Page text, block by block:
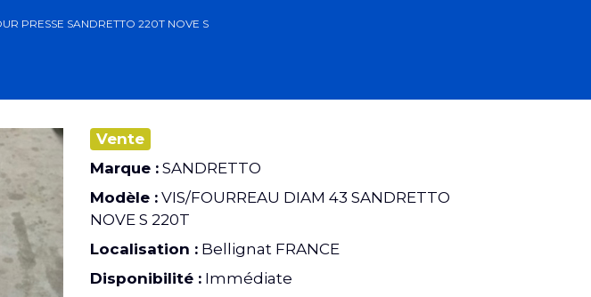
PRESSE SANDRETTO 220T NOVE S
Vente
Marque : SANDRETTO
Modèle : VIS/FOURREAU DIAM 43 SANDRETTO
NOVE S 220T
Localisation : Bellignat FRANCE
Disponibilité : Immédiate